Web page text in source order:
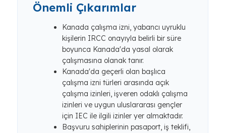
Önemli Çıkarımlar
Kanada çalışma izni, yabancı uyruklu
kişilerin IRCC onayıyla belirli bir süre
boyunca Kanada'da yasal olarak
çalışmasına olanak tanır.
Kanada'da geçerli olan başlıca
çalışma izni türleri arasında açık
çalışma izinleri, işveren odaklı çalışma
izinleri ve uygun uluslararası gençler
için IEC ile ilgili izinler yer almaktadır.
Başvuru sahiplerinin pasaport, iş teklifi,